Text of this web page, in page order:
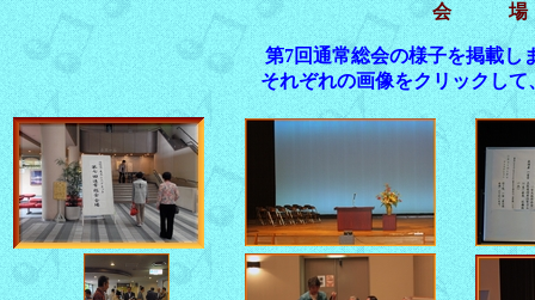
会 場 江南
第7回通常総会の様子を掲載し
それぞれの画像をクリックし